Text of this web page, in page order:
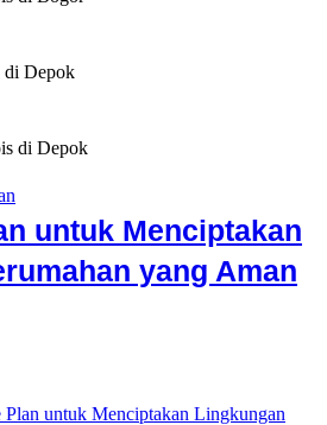
di Depok
di Depok
untuk Menciptakan
yang Aman
Plan untuk Menciptakan Lingkungan